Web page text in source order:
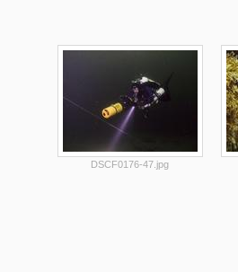
DSCF0176-47.jpg